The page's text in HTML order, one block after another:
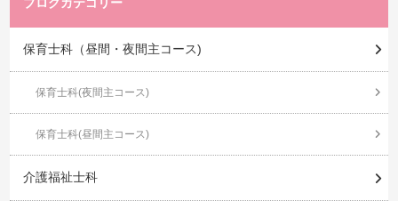
保育士科（昼間・夜間主コース)
保育士科(夜間主コース)
保育士科(昼間主コース)
介護福祉士科